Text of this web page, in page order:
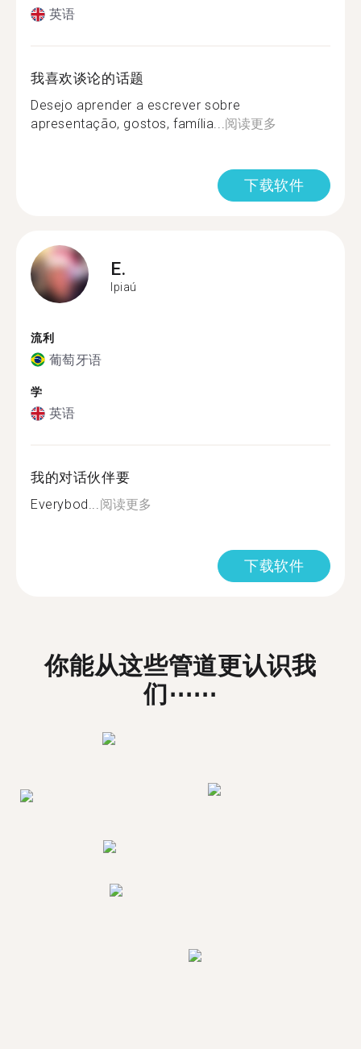
英语
我喜欢谈论的话题
Desejo aprender a escrever sobre
apresentação, gostos, família...阅读更多
下载软件
E.
Ipiaú
流利
葡萄牙语
学
英语
我的对话伙伴要
Everybod...阅读更多
下载软件
你能从这些管道更认识我
们⋯⋯